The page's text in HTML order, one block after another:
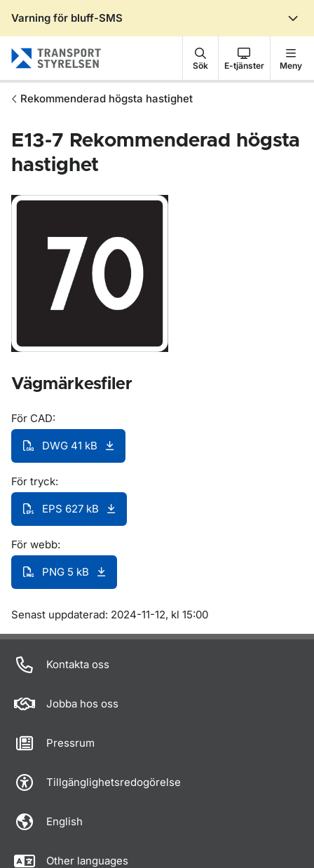
Varning för bluff-SMS
Sök E-tjänster Meny
Rekommenderad högsta hastighet
E13-7 Rekommenderad högsta
hastighet
Vägmärkesfiler
För CAD:
DWG 41 kB
För tryck:
EPS 627 kB
För webb:
PNG 5 kB
Om sidan
Senast uppdaterad: 2024-11-12, kl 15:00
Kontakta oss
Jobba hos oss
Pressrum
Tillgänglighetsredogörelse
English
Other languages